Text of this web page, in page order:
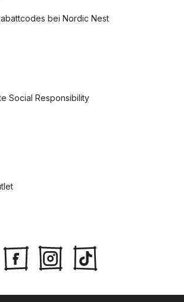
bei Nordic Nest
Social Responsibility